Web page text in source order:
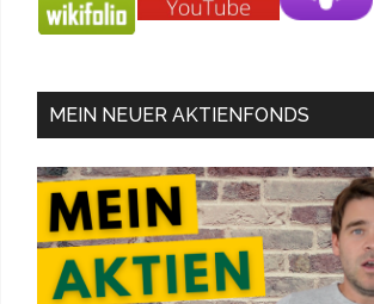
MEIN NEUER AKTIENFONDS